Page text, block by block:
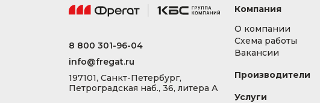
8 800 301-96-04
info@fregat.ru
197101, Санкт-Петербург,
Петроградская наб., 36, литера А
Компания
О компании
Схема работы
Вакансии
Производители
Услуги